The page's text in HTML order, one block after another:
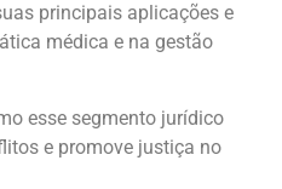
principais aplicações e
médica e na gestão
esse segmento jurídico
e promove justiça no